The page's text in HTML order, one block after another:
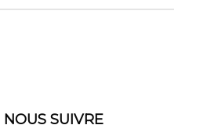
NOUS SUIVRE